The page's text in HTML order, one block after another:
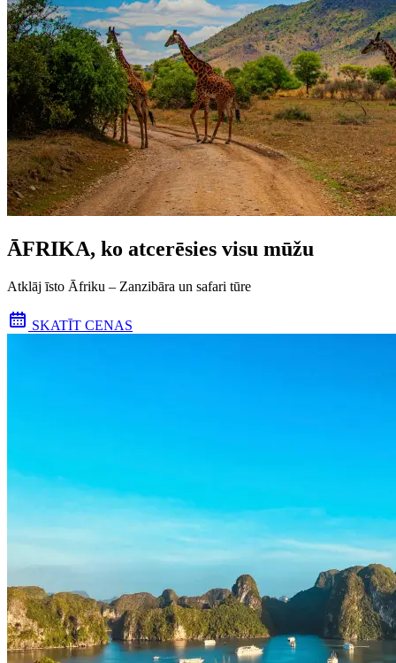
ĀFRIKA, ko atcerēsies visu mūžu
Atklāj īsto Āfriku – Zanzibāra un safari tūre
SKATĪT CENAS